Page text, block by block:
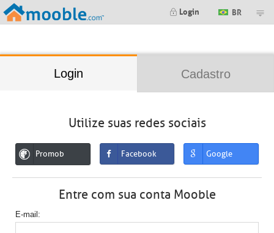
Login BR
Login Cadastro
Utilize suas redes sociais
Promob Facebook Google
Entre com sua conta Mooble
E-mail